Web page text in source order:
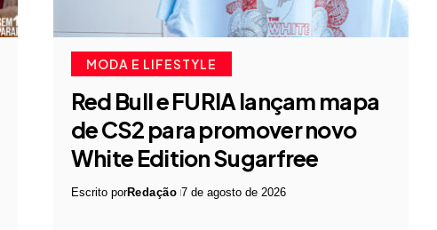
MODA E LIFESTYLE
Red Bull e FURIA lançam mapa
de CS2 para promover novo
White Edition Sugarfree
Escrito porRedação 7 de agosto de 2026